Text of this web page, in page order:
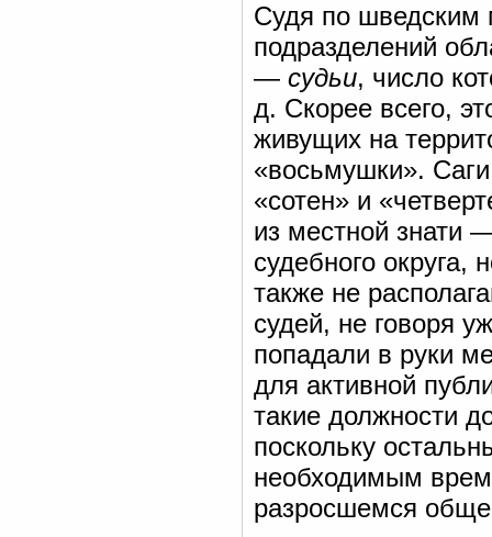
Судя по шведским
подразделений
— судьи, число
д. Скорее всего,
живущих на
«восьмушки».
«сотен» и
из местной знати
судебного округа,
также не
судей, не говоря
попадали в руки
для активной
такие должности
поскольку
необходимым
разросшемся